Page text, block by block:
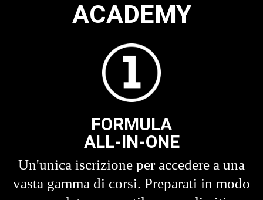
ACADEMY
FORMULA
ALL-IN-ONE
Un'unica iscrizione per accedere a una
vasta gamma di corsi. Preparati in modo